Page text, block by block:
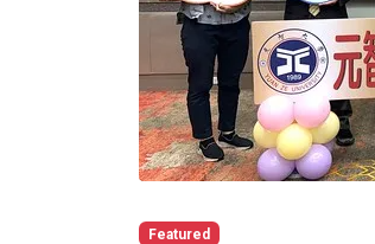
Featured